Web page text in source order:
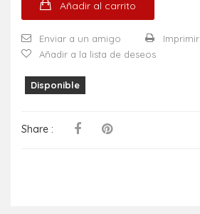
Añadir al carrito
Enviar a un amigo
Imprimir
Añadir a la lista de deseos
Disponible
Share :